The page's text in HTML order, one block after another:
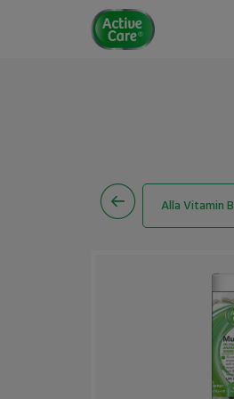
Active
Care
Alla Vitamin B
Vitamin B1
Vitamin B12
Vitamin B2